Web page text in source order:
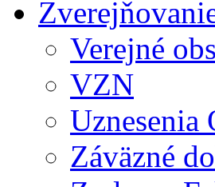
Verejné
VZN
Uznesenia
Záväzné